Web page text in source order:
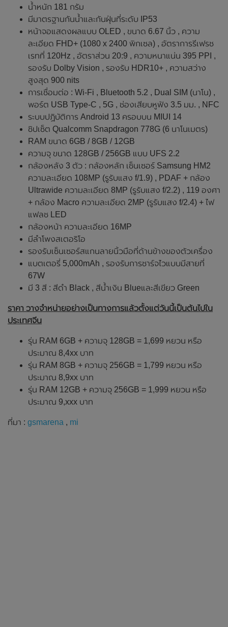
น้ำหนัก 181 กรัม
มีมาตรฐานกันน้ำและกันฝุ่นที่ระดับ IP53
หน้าจอแสดงผลแบบ OLED , ขนาด 6.67 นิ้ว , ความ
ละเอียด FHD+ (1080 x 2400 พิกเซล) , อัตราการรีเฟรช
เรทที่ 120Hz , อัตราส่วน 20:9 , ความหนาแน่น 395 PPI ,
รองรับ Dolby Vision , รองรับ HDR10+ , ความสว่าง
สูงสุด 900 nits
การเชื่อมต่อ : Wi-Fi , Bluetooth 5.2 , Dual SIM (นาโน) ,
พอร์ต USB Type-C , 5G , ช่องเสียบหูฟัง 3.5 มม. , NFC
ระบบปฏิบัติการ Android 13 ครอบบน MIUI 14
ชิปเซ็ต Qualcomm Snapdragon 778G (6 นาโนเมตร)
RAM ขนาด 6GB / 8GB / 12GB
ความจุ ขนาด 128GB / 256GB แบบ UFS 2.2
กล้องหลัง 3 ตัว : กล้องหลัก เซ็นเซอร์ Samsung HM2
ความละเอียด 108MP (รูรับแสง f/1.9) , PDAF + กล้อง
Ultrawide ความละเอียด 8MP (รูรับแสง f/2.2) , 119 องศา
+ กล้อง Macro ความละเอียด 2MP (รูรับแสง f/2.4) + ไฟ
แฟลช LED
กล้องหน้า ความละเอียด 16MP
มีลำโพงสเตอริโอ
รองรับเซ็นเซอร์สแกนลายนิ้วมือที่ด้านข้างของตัวเครื่อง
แบตเตอรี่ 5,000mAh , รองรับการชาร์จไวแบบมีสายที่
67W
มี 3 สี : สีดำ Black , สีน้ำเงิน Blueและสีเขียว Green
ราคา วางจำหน่ายอย่างเป็นทางการแล้วตั้งแต่วันนี้เป็นต้นไปใน
ประเทศจีน
รุ่น RAM 6GB + ความจุ 128GB = 1,699 หยวน หรือ
ประมาณ 8,4xx บาท
รุ่น RAM 8GB + ความจุ 256GB = 1,799 หยวน หรือ
ประมาณ 8,9xx บาท
รุ่น RAM 12GB + ความจุ 256GB = 1,999 หยวน หรือ
ประมาณ 9,xxx บาท
ที่มา : gsmarena , mi